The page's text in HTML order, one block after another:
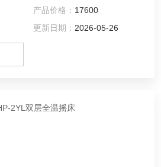
。冷冻恒温摇床可对微生物细胞与各
，特别适合实验室中试生产。
产品价格： 17600
更新日期： 2026-05-26